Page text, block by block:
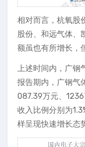
相对而言，杭氧股
股份、和远气体、
额虽也有所增长，
上述时间内，广钢
报告期内，广钢气
087.39万元、
收入比例分别为
样呈现快速增长态